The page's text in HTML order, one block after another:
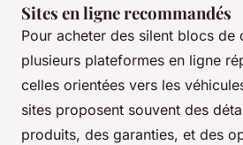
Sites en ligne recommandés
Pour acheter des silent blocs de
plusieurs plateformes en ligne
celles orientées vers les
sites proposent souvent des
produits, des garanties, et des